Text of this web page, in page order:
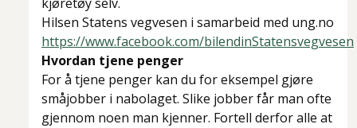
Hilsen Statens vegvesen i samarbeid med ung.no
https://www.facebook.com/bilendinStatensvegvesen
Hvordan tjene penger
For å tjene penger kan du for eksempel gjøre
småjobber i nabolaget. Slike jobber får man ofte
gjennom noen man kjenner. Fortell derfor alle at